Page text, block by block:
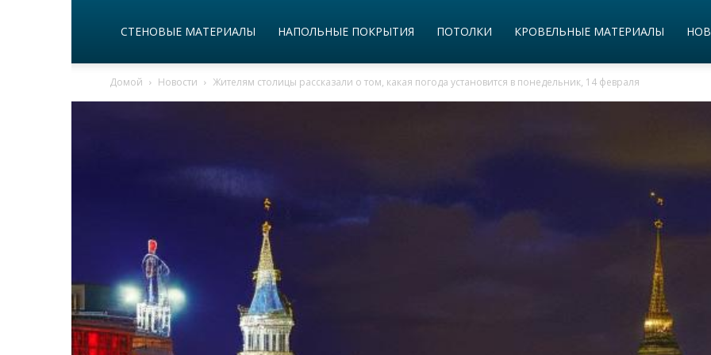
СТЕНОВЫЕ МАТЕРИАЛЫ НАПОЛЬНЫЕ ПОКРЫТИЯ ПОТОЛКИ КРОВЕЛЬНЫЕ МАТЕРИАЛЫ
Домой Новости Жителям столицы рассказали о том, какая погода установится в понедельник, 14 февраля